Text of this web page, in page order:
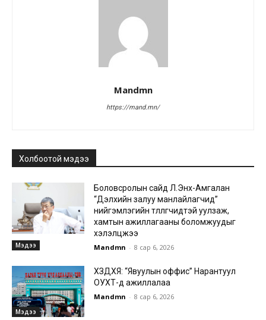
Mandmn
https://mand.mn/
Холбоотой мэдээ
Мэдээ
Боловсролын сайд Л.Энх-Амгалан
“Дэлхийн залуу манлайлагчид”
нийгэмлэгийн төлөөлөгчидтэй уулзаж,
хамтын ажиллагааны боломжуудыг
хэлэлцжээ
Mandmn - 8 сар 6, 2026
Мэдээ
ХЗДХЯ: “Явуулын оффис” Нарантуул
ОУХТ-д ажиллалаа
Mandmn - 8 сар 6, 2026